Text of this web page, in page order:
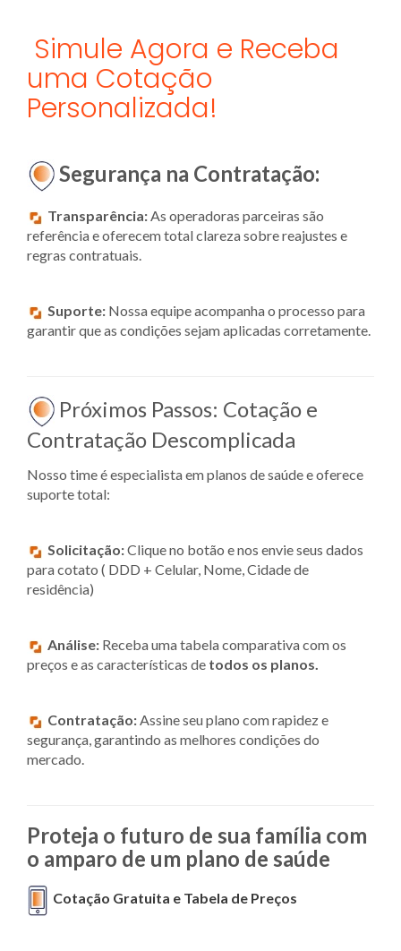
Simule Agora e Receba
uma Cotação
Personalizada!
Segurança na Contratação:
Transparência: As operadoras parceiras são
referência e oferecem total clareza sobre reajustes e
regras contratuais.
Suporte: Nossa equipe acompanha o processo para
garantir que as condições sejam aplicadas corretamente.
Próximos Passos: Cotação e
Contratação Descomplicada
Nosso time é especialista em planos de saúde e oferece
suporte total:
Solicitação:Clique no botão e nos envie seus dados
para cotato ( DDD + Celular, Nome, Cidade de
residência)
Análise: Receba uma tabela comparativa com os
preços e as características de todos os planos.
Contratação: Assine seu plano com rapidez e
segurança, garantindo as melhores condições do
mercado.
Proteja o futuro de sua família com
o amparo de um plano de saúde
Cotação Gratuita e Tabela de Preços